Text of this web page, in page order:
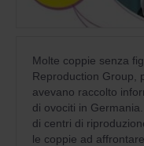
Molte coppie senza
Reproduction Group,
avevano raccolto
di ovociti in
di centri di
le coppie ad